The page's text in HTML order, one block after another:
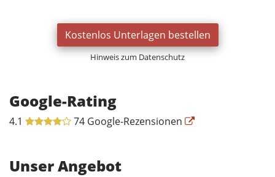
Kostenlos Unterlagen bestellen
Hinweis zum Datenschutz
Google-Rating
4.1 74 Google-Rezensionen
Unser Angebot